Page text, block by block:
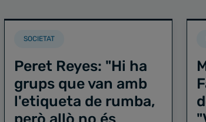
SOCIETAT
Peret Reyes: "Hi ha
grups que van amb
l'etiqueta de rumba,